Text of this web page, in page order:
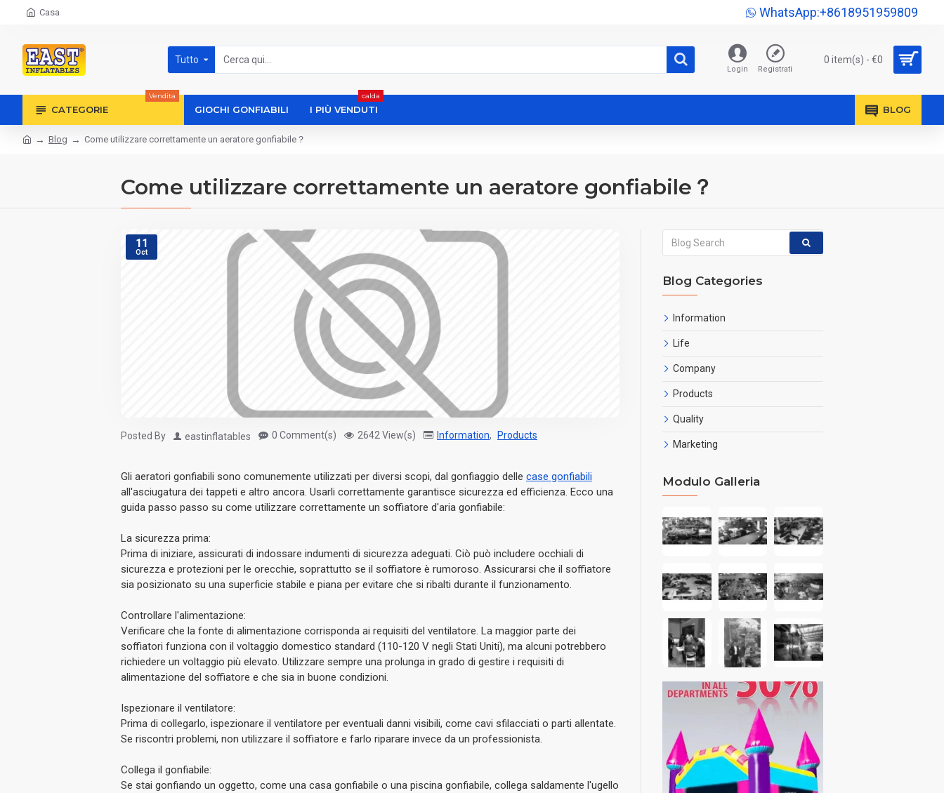
Casa WhatsApp:+8618951959809
Tutto
Login Registrati
0 item(s) - €0
CATEGORIE
Vendita
GIOCHI GONFIABILI I PIÙ VENDUTI
calda
BLOG
Blog Come utilizzare correttamente un aeratore gonfiabile？
Come utilizzare correttamente un aeratore gonfiabile？
11
Oct
Posted By eastinflatables 0 Comment(s) 2642 View(s) Information, Products
Gli aeratori gonfiabili sono comunemente utilizzati per diversi scopi, dal gonfiaggio delle case gonfiabili
all'asciugatura dei tappeti e altro ancora. Usarli correttamente garantisce sicurezza ed efficienza. Ecco una
guida passo passo su come utilizzare correttamente un soffiatore d'aria gonfiabile:
La sicurezza prima:
Prima di iniziare, assicurati di indossare indumenti di sicurezza adeguati. Ciò può includere occhiali di
sicurezza e protezioni per le orecchie, soprattutto se il soffiatore è rumoroso. Assicurarsi che il soffiatore
sia posizionato su una superficie stabile e piana per evitare che si ribalti durante il funzionamento.
Controllare l'alimentazione:
Verificare che la fonte di alimentazione corrisponda ai requisiti del ventilatore. La maggior parte dei
soffiatori funziona con il voltaggio domestico standard (110-120 V negli Stati Uniti), ma alcuni potrebbero
richiedere un voltaggio più elevato. Utilizzare sempre una prolunga in grado di gestire i requisiti di
alimentazione del soffiatore e che sia in buone condizioni.
Ispezionare il ventilatore:
Prima di collegarlo, ispezionare il ventilatore per eventuali danni visibili, come cavi sfilacciati o parti allentate.
Se riscontri problemi, non utilizzare il soffiatore e farlo riparare invece da un professionista.
Collega il gonfiabile:
Se stai gonfiando un oggetto, come una casa gonfiabile o una piscina gonfiabile, collega saldamente l'ugello
Blog Categories
Information
Life
Company
Products
Quality
Marketing
Modulo Galleria